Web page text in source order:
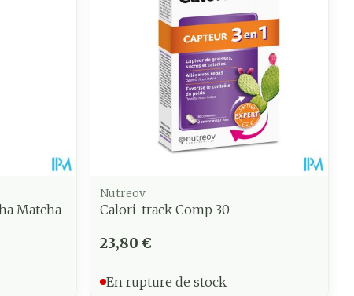
Matcha
Nutreov
Calori-track Comp 30
23,80 €
En rupture de stock